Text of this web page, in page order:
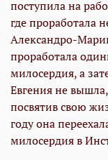
поступила на
где проработала
Александро-
проработала
милосердия, а
Евгения не
посвятив свою
году она
милосердия в